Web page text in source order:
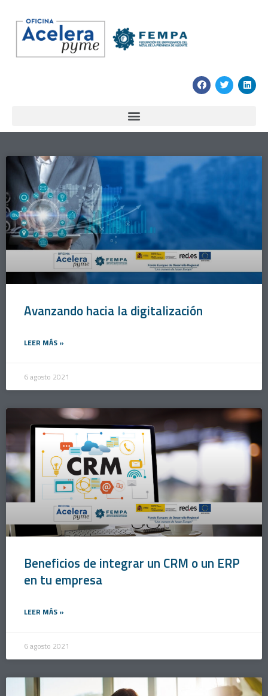
Avanzando hacia la digitalización
LEER MÁS »
6 agosto 2021
Beneficios de integrar un CRM o un ERP
en tu empresa
LEER MÁS »
6 agosto 2021